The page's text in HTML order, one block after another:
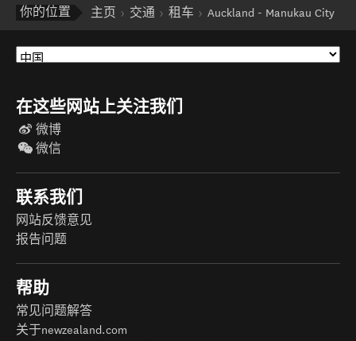
你的位置 主页 交通 租车 Auckland - Manukau City
在这些网站上关注我们
微博
微信
联系我们
网站反馈意见
报告问题
帮助
常见问题解答
关于newzealand.com